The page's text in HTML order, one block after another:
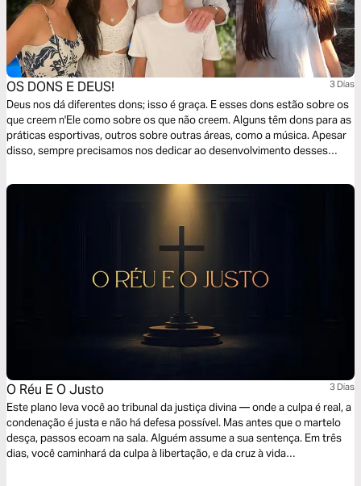
OS DONS E DEUS! 3 Dias
Deus nos dá diferentes dons; isso é graça. E esses dons estão sobre os
que creem n'Ele como sobre os que não creem. Alguns têm dons para as
práticas esportivas, outros sobre outras áreas, como a música. Apesar
disso, sempre precisamos nos dedicar ao desenvolvimento desses
O Réu E O Justo 3 Dias
Este plano leva você ao tribunal da justiça divina — onde a culpa é real, a
condenação é justa e não há defesa possível. Mas antes que o martelo
desça, passos ecoam na sala. Alguém assume a sua sentença. Em três
dias, você caminhará da culpa à libertação, e da cruz à vida